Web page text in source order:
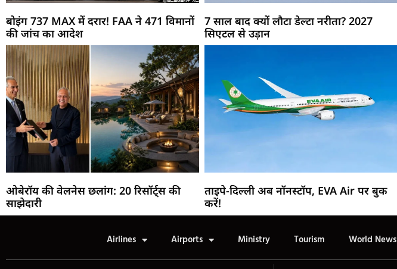
बोइंग 737 MAX में दरार! FAA ने 471 विमानों
की जांच का आदेश
7 साल बाद क्यों लौटा डेल्टा नरीता? 2027
सिएटल से उड़ान
ओबेरॉय की वेलनेस छलांग: 20 रिसॉर्ट्स की
साझेदारी
ताइपे-दिल्ली अब नॉनस्टॉप, EVA Air पर बुक
करें!
Airlines Airports Ministry Tourism World News